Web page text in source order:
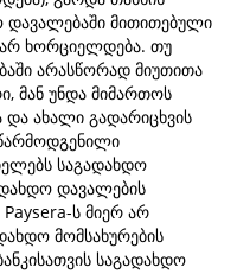
მითითებული
ხორციელდება. თუ
არასწორად მიუთითა
მან უნდა მიმართოს
და ახალი გადარიცხვის
საგადახდო
დავალების
ს მიერ არ
მომსახურების
საგადახდო